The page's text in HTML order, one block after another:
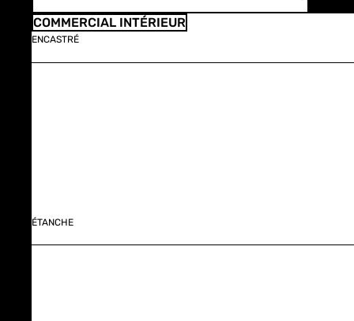
COMMERCIAL INTÉRIEUR
ENCASTRÉ
ÉTANCHE